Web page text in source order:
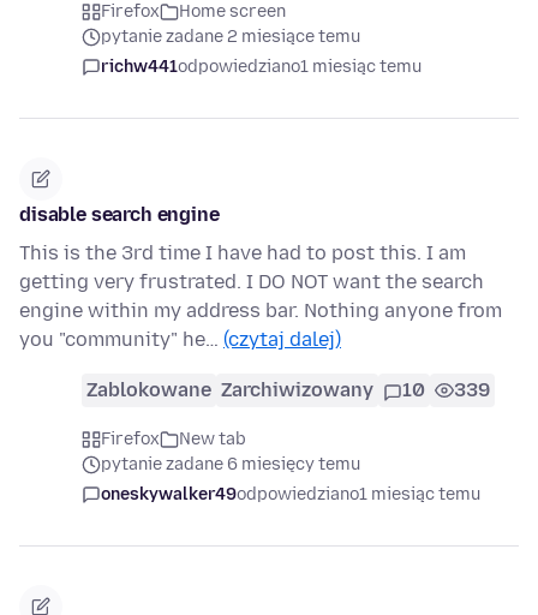
Firefox
Home screen
pytanie zadane 2 miesiące temu
richw441odpowiedziano1 miesiąc temu
disable search engine
This is the 3rd time I have had to post this. I am
getting very frustrated. I DO NOT want the search
engine within my address bar. Nothing anyone from
you "community" he… (czytaj dalej)
Zablokowane Zarchiwizowany 10 339
Firefox
New tab
pytanie zadane 6 miesięcy temu
oneskywalker49odpowiedziano1 miesiąc temu